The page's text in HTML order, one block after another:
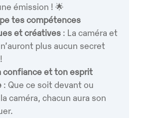
émission ! 🌟
tes compétences
et créatives : La caméra et
plus aucun secret
confiance et ton esprit
: Que ce soit devant ou
caméra, chacun aura son